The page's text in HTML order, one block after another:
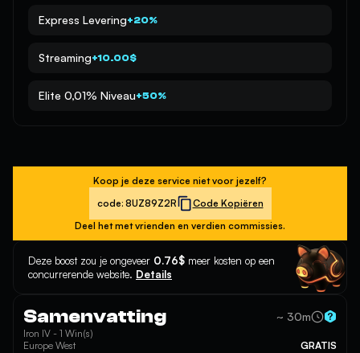
Express Levering+20%
Streaming+10.00$
Elite 0,01% Niveau+50%
Koop je deze service niet voor jezelf?
code: 8UZ89Z2R
Code Kopiëren
Deel het met vrienden en verdien commissies.
Deze boost zou je ongeveer 0.76$ meer kosten op een
concurrerende website. Details
Samenvatting ~ 30m
Iron IV - 1 Win(s)
Europe West
GRATIS